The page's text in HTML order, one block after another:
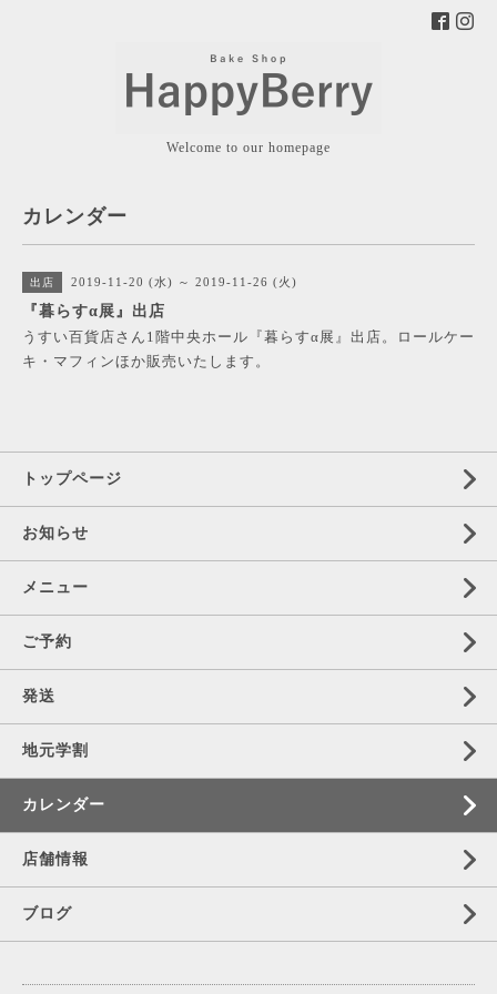
Welcome to our homepage
カレンダー
出店 2019-11-20 (水) ～ 2019-11-26 (火)
『暮らすα展』出店
うすい百貨店さん1階中央ホール『暮らすα展』出店。ロールケー
キ・マフィンほか販売いたします。
トップページ
お知らせ
メニュー
ご予約
発送
地元学割
カレンダー
店舗情報
ブログ